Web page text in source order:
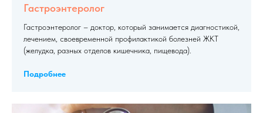
Гастроэнтеролог
Гастроэнтеролог – доктор, который занимается диагностикой,
лечением, своевременной профилактикой болезней ЖКТ
(желудка, разных отделов кишечника, пищевода).
Подробнее